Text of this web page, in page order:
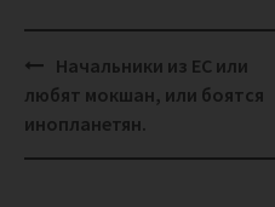
Post
navigation
Начальники из ЕС или
любят мокшан, или боятся
инопланетян.